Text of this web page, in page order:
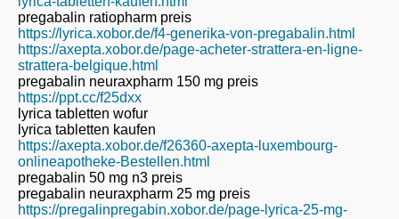
pregabalin ratiopharm preis
https://lyrica.xobor.de/f4-generika-von-pregabalin.html
https://axepta.xobor.de/page-acheter-strattera-en-ligne-
strattera-belgique.html
pregabalin neuraxpharm 150 mg preis
https://ppt.cc/f25dxx
lyrica tabletten wofur
lyrica tabletten kaufen
https://axepta.xobor.de/f26360-axepta-luxembourg-
onlineapotheke-Bestellen.html
pregabalin 50 mg n3 preis
pregabalin neuraxpharm 25 mg preis
https://pregalinpregabin.xobor.de/page-lyrica-25-mg-